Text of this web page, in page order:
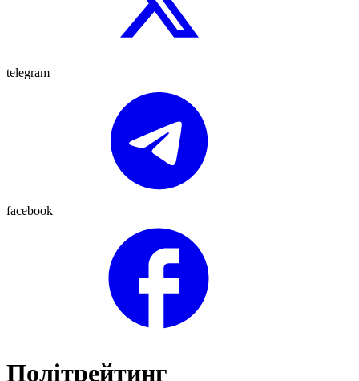
telegram
facebook
Політрейтинг